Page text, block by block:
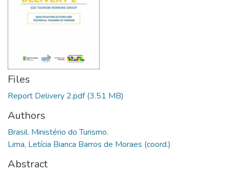
Files
Report Delivery 2.pdf(3.51 MB)
Authors
Brasil. Ministério do Turismo.
Lima, Letícia Bianca Barros de Moraes (coord.)
Abstract